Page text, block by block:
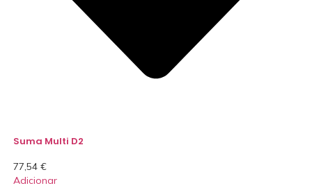
Suma Multi D2
77,54 €
Adicionar